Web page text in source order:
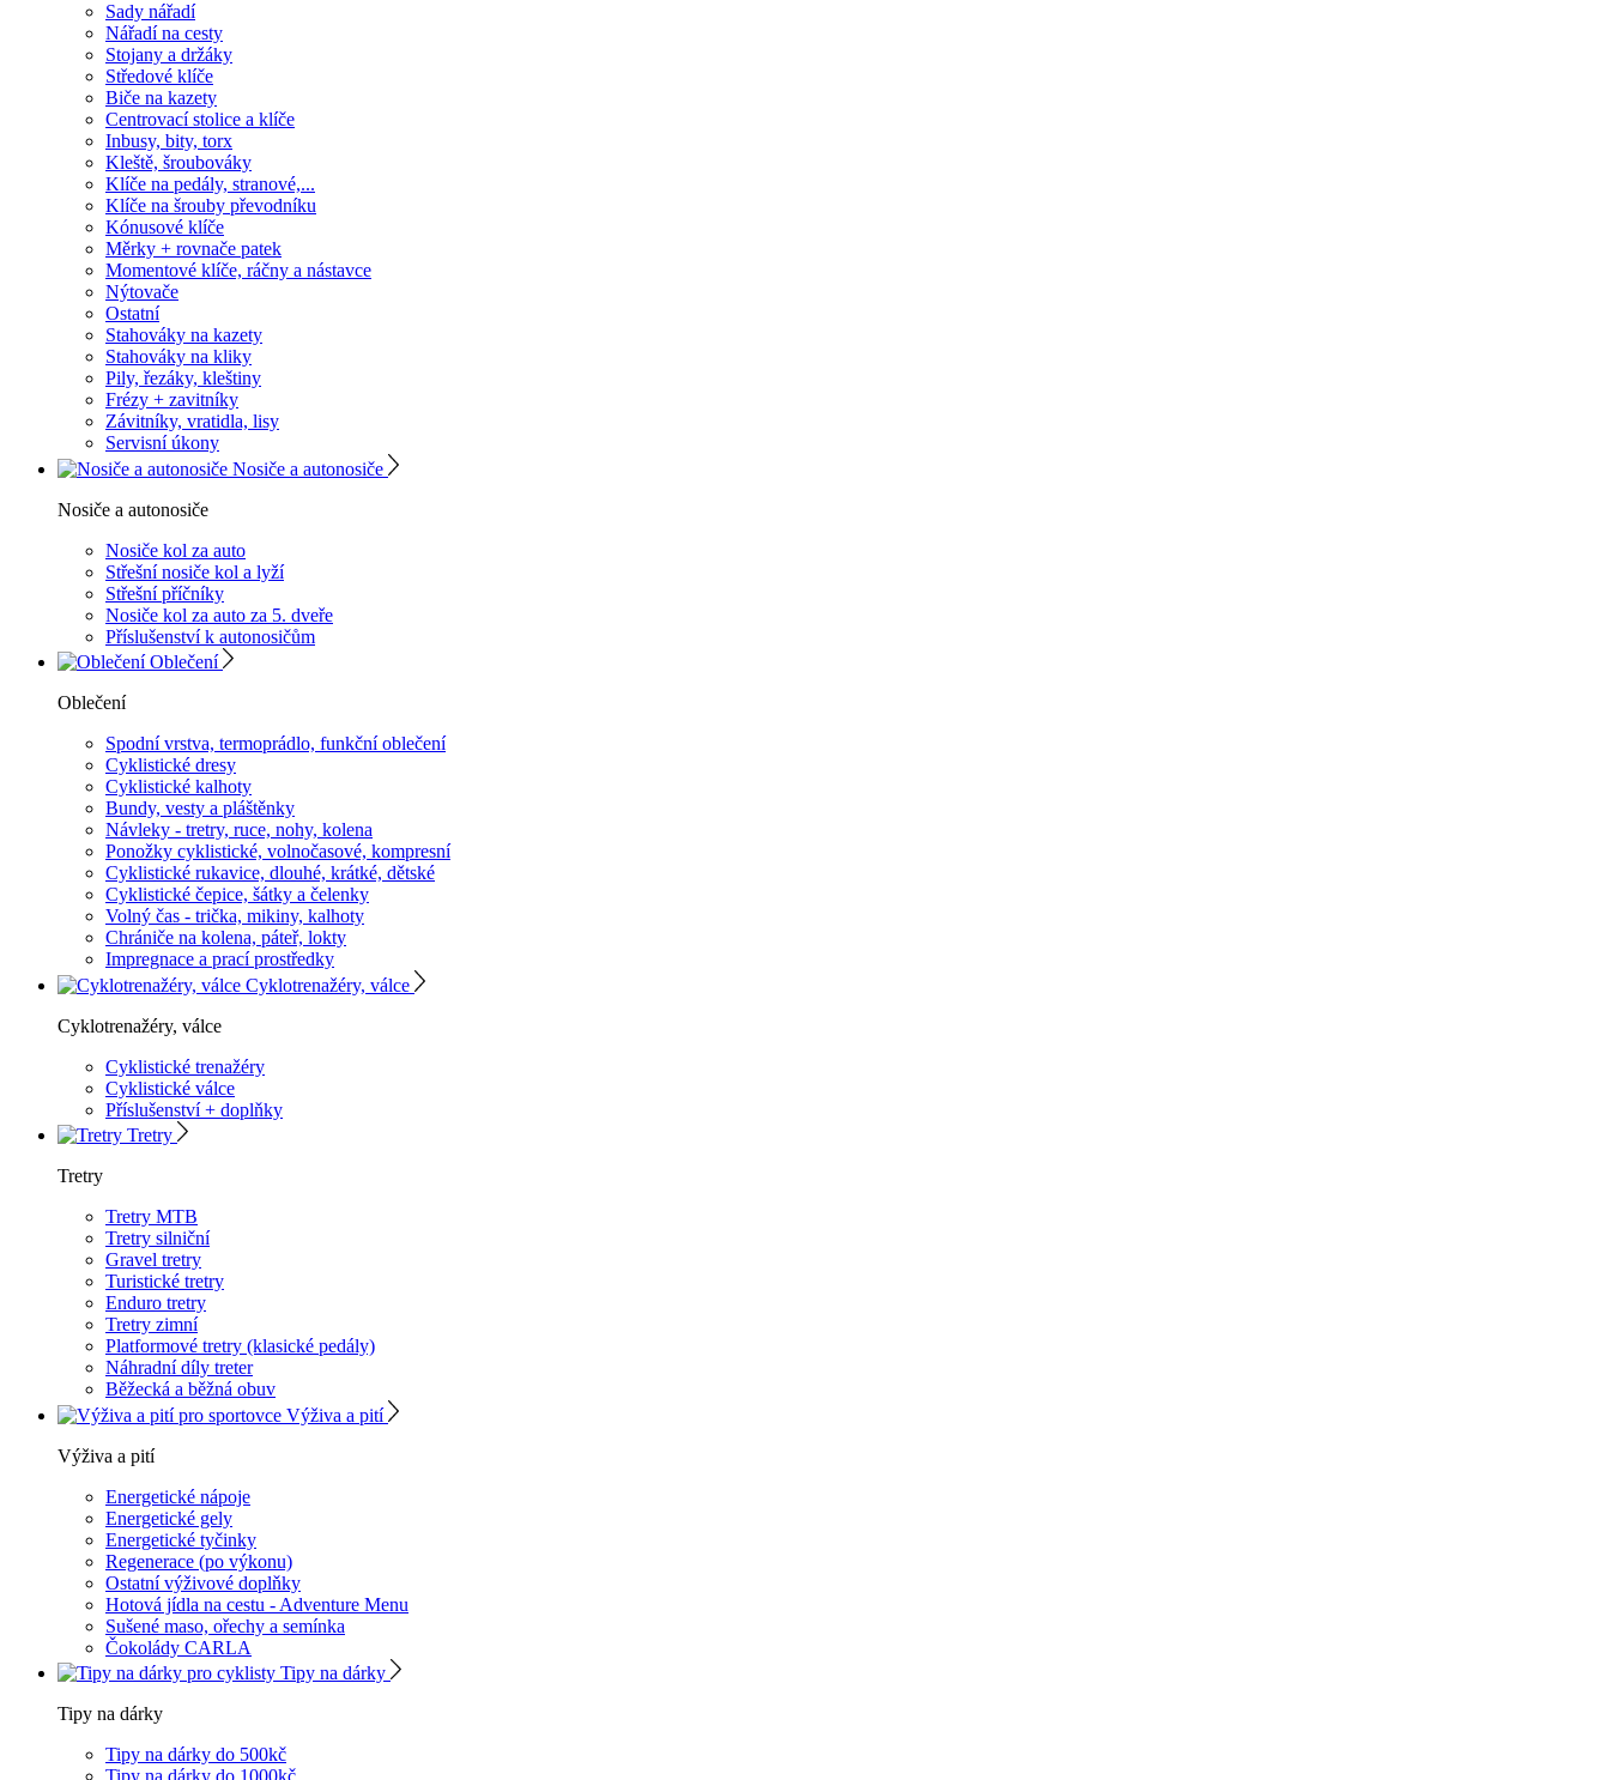
Sady nářadí
Nářadí na cesty
Stojany a držáky
Středové klíče
Biče na kazety
Centrovací stolice a klíče
Inbusy, bity, torx
Kleště, šroubováky
Klíče na pedály, stranové,...
Klíče na šrouby převodníku
Kónusové klíče
Měrky + rovnače patek
Momentové klíče, ráčny a nástavce
Nýtovače
Ostatní
Stahováky na kazety
Stahováky na kliky
Pily, řezáky, kleštiny
Frézy + zavitníky
Závitníky, vratidla, lisy
Servisní úkony
Nosiče a autonosiče
Nosiče a autonosiče
Nosiče kol za auto
Střešní nosiče kol a lyží
Střešní příčníky
Nosiče kol za auto za 5. dveře
Příslušenství k autonosičům
Oblečení
Oblečení
Spodní vrstva, termoprádlo, funkční oblečení
Cyklistické dresy
Cyklistické kalhoty
Bundy, vesty a pláštěnky
Návleky - tretry, ruce, nohy, kolena
Ponožky cyklistické, volnočasové, kompresní
Cyklistické rukavice, dlouhé, krátké, dětské
Cyklistické čepice, šátky a čelenky
Volný čas - trička, mikiny, kalhoty
Chrániče na kolena, páteř, lokty
Impregnace a prací prostředky
Cyklotrenažéry, válce
Cyklotrenažéry, válce
Cyklistické trenažéry
Cyklistické válce
Příslušenství + doplňky
Tretry
Tretry
Tretry MTB
Tretry silniční
Gravel tretry
Turistické tretry
Enduro tretry
Tretry zimní
Platformové tretry (klasické pedály)
Náhradní díly treter
Běžecká a běžná obuv
Výživa a pití
Výživa a pití
Energetické nápoje
Energetické gely
Energetické tyčinky
Regenerace (po výkonu)
Ostatní výživové doplňky
Hotová jídla na cestu - Adventure Menu
Sušené maso, ořechy a semínka
Čokolády CARLA
Tipy na dárky
Tipy na dárky
Tipy na dárky do 500kč